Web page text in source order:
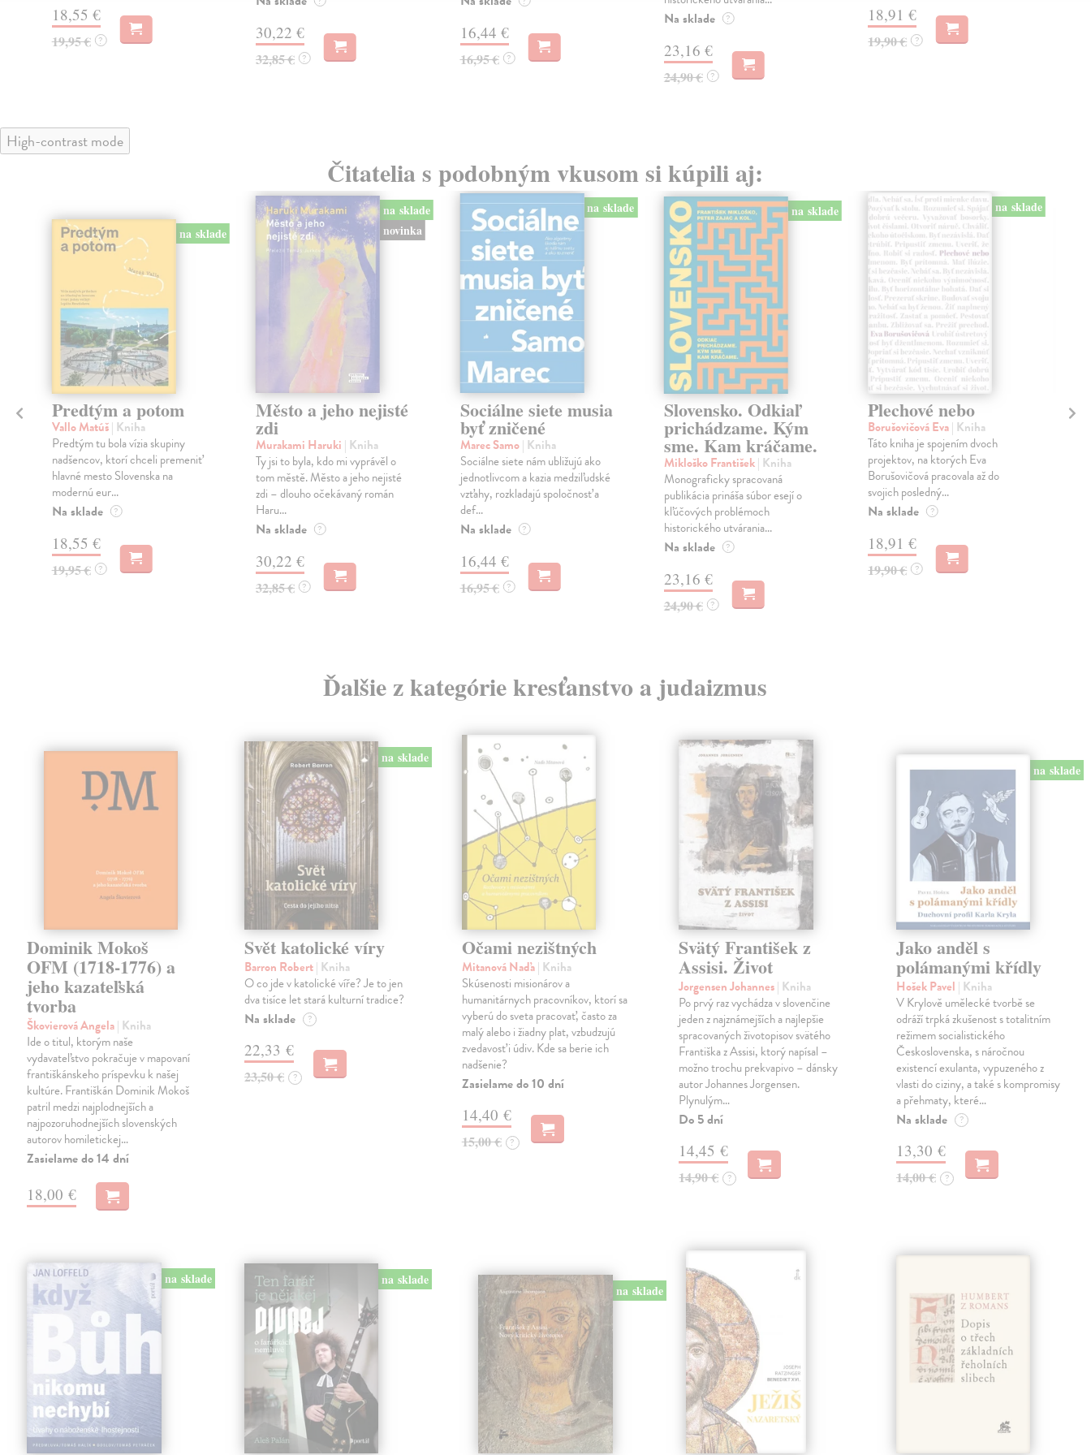
18,55 €
19,95 € ? 30,22 €
32,85 € ?
16,44 €
16,95 € ?
Na sklade ?
23,16 €
24,90 € ?
18,91 €
19,90 € ?
High-contrast mode
Čitatelia s podobným vkusom si kúpili aj:
na sklade
Predtým a potom
Vallo Matúš| Kniha
Predtým tu bola vízia skupiny
nadšencov, ktorí chceli premeniť
hlavné mesto Slovenska na
modernú eur...
Na sklade ?
18,55 €
19,95 € ?
na sklade
novinka
Město a jeho nejisté
zdi
Murakami Haruki | Kniha
Ty jsi to byla, kdo mi vyprávěl o
tom městě. Město a jeho nejisté
zdi – dlouho očekávaný román
Haru...
Na sklade ?
30,22 €
32,85 € ?
na sklade
Sociálne siete musia
byť zničené
Marec Samo| Kniha
Sociálne siete nám ubližujú ako
jednotlivcom a kazia medziľudské
vzťahy, rozkladajú spoločnosť a
def...
Na sklade ?
16,44 €
16,95 € ?
na sklade
Slovensko. Odkiaľ
prichádzame. Kým
sme. Kam kráčame.
Mikloško František| Kniha
Monograficky spracovaná
publikácia prináša súbor esejí o
kľúčových problémoch
historického utvárania...
Na sklade ?
23,16 €
24,90 € ?
na sklade
Plechové nebo
Borušovičová Eva| Kniha
Táto kniha je spojením dvoch
projektov, na ktorých Eva
Borušovičová pracovala až do
svojich posledný...
Na sklade ?
18,91 €
19,90 € ?
Ďalšie z kategórie kresťanstvo a judaizmus
Dominik Mokoš
OFM (1718-1776) a
jeho kazateľská
tvorba
Škovierová Angela| Kniha
Ide o titul, ktorým naše
vydavateľstvo pokračuje v mapovaní
františkánskeho príspevku k našej
kultúre. Františkán Dominik Mokoš
patril medzi najplodnejších a
najpozoruhodnejších slovenských
autorov homiletickej…
Zasielame do 14 dní
18,00 €
na sklade
Svět katolické víry
Barron Robert| Kniha
O co jde v katolické víře? Je to jen
dva tisíce let stará kulturní tradice?
Na sklade ?
22,33 €
23,50 € ?
Očami nezištných
Mitanová Naďa| Kniha
Skúsenosti misionárov a
humanitárnych pracovníkov, ktorí sa
vyberú do sveta pracovať, často za
malý alebo i žiadny plat, vzbudzujú
zvedavosť i údiv. Kde sa berie ich
nadšenie?
Zasielame do 10 dní
14,40 €
15,00 € ?
Svätý František z
Assisi. Život
Jorgensen Johannes| Kniha
Po prvý raz vychádza v slovenčine
jeden z najznámejších a najlepšie
spracovaných životopisov svätého
Františka z Assisi, ktorý napísal –
možno trochu prekvapivo – dánsky
autor Johannes Jorgensen.
Plynulým…
Do 5 dní
14,45 €
14,90 € ?
na sklade
Jako anděl s
polámanými křídly
Hošek Pavel | Kniha
V Krylově umělecké tvorbě se
odráží trpká zkušenost s totalitním
režimem socialistického
Československa, s náročnou
existencí exulanta, vypuzeného z
vlasti do ciziny, a také s kompromisy
a přehmaty, které…
Na sklade ?
13,30 €
14,00 € ?
na sklade na sklade
na sklade